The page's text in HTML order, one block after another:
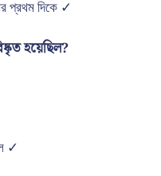
প্রথম দিকে ✓
হয়েছিল?
✓